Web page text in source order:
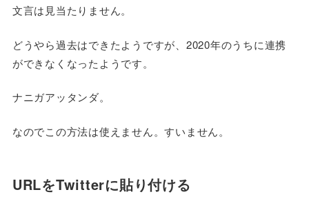
文言は見当たりません。
どうやら過去はできたようですが、2020年のうちに連携
ができなくなったようです。
ナニガアッタンダ。
なのでこの方法は使えません。すいません。
URLをTwitterに貼り付ける